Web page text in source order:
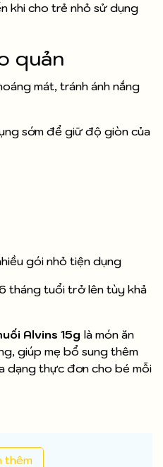
khi cho trẻ nhỏ sử dụng
quản
mát, tránh ánh nắng
sớm để giữ độ giòn của
gói nhỏ tiện dụng
tháng tuổi trở lên tùy khả
Alvins 15g là món ăn
giúp mẹ bổ sung thêm
dạng thực đơn cho bé mỗi
thêm